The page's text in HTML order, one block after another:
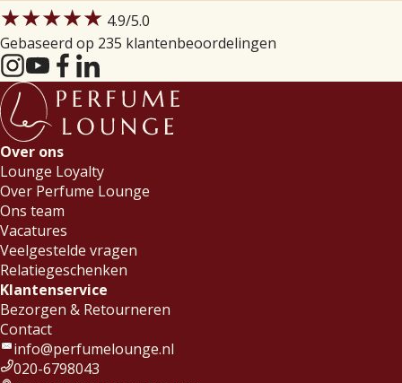
★★★★★ 4.9/5.0
Gebaseerd op 235 klantenbeoordelingen
Over ons
Lounge Loyalty
Over Perfume Lounge
Ons team
Vacatures
Veelgestelde vragen
Relatiegeschenken
Klantenservice
Bezorgen & Retourneren
Contact
info@perfumelounge.nl
020-6798043